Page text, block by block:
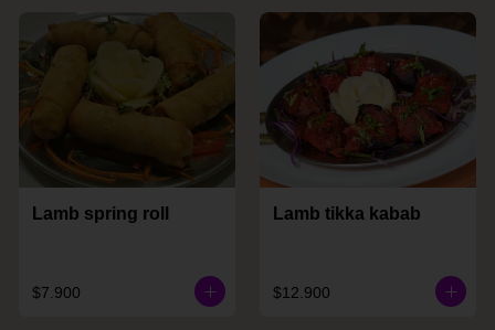
Lamb spring roll
$7.900
Lamb tikka kabab
$12.900